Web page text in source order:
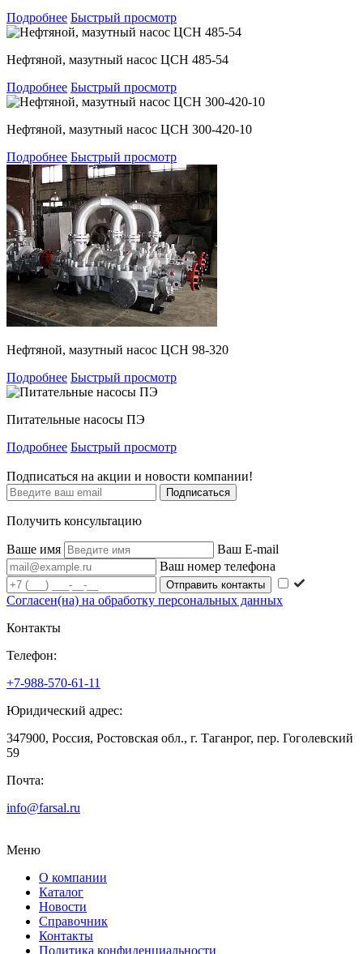
Подробнее Быстрый просмотр
Нефтяной, мазутный насос ЦСН 485-54
Подробнее Быстрый просмотр
Нефтяной, мазутный насос ЦСН 300-420-10
Подробнее Быстрый просмотр
Нефтяной, мазутный насос ЦСН 98-320
Подробнее Быстрый просмотр
Питательные насосы ПЭ
Подробнее Быстрый просмотр
Подписаться на акции и новости компании!
Подписаться
Получить консультацию
Ваше имя
Ваш E-mail
Ваш номер телефона
Согласен(на) на обработку персональных данных
Контакты
Телефон:
+7-988-570-61-11
Юридический адрес:
347900, Россия, Ростовская обл., г. Таганрог, пер. Гоголевский
59
Почта:
info@farsal.ru
Меню
О компании
Каталог
Новости
Cправочник
Контакты
Политика конфиденциальности